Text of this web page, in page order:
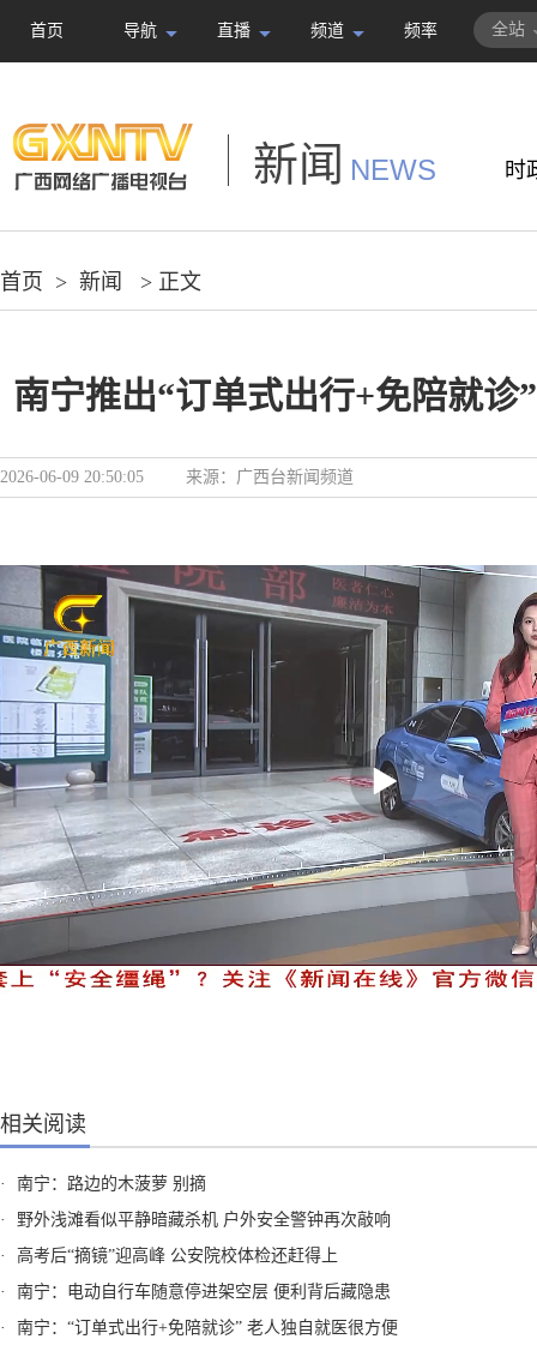
首页 导航 直播 频道 频率 全站
新闻 NEWS 时
首页 > 新闻 > 正文
南宁推出“订单式出行+免陪就诊
2026-06-09 20:50:05 来源： 广西台新闻频道
相关阅读
·
南宁：路边的木菠萝 别摘
·
野外浅滩看似平静暗藏杀机 户外安全警钟再次敲响
·
高考后“摘镜”迎高峰 公安院校体检还赶得上
·
南宁：电动自行车随意停进架空层 便利背后藏隐患
·
南宁：“订单式出行+免陪就诊” 老人独自就医很方便